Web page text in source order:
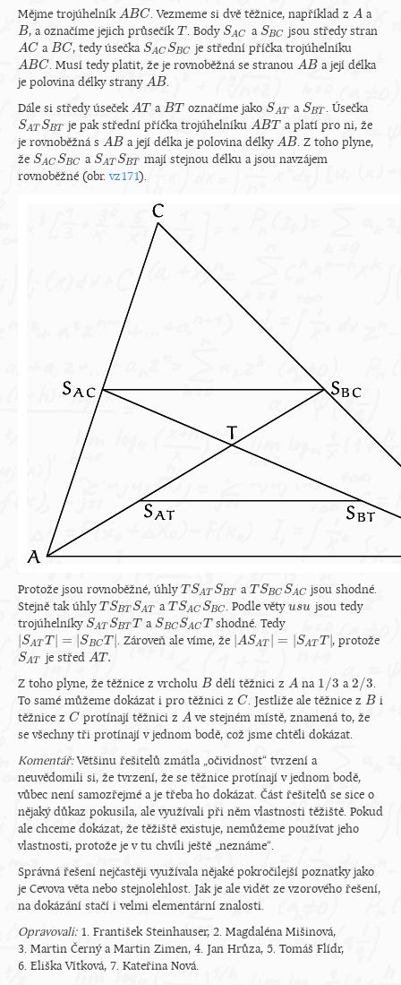
Mějme trojúhelník ABC
ABC . Vezmeme si dvě těžnice, například zA
A a
B
B , a označíme jejich průsečík T
T . BodySAC
SAC a SBC
SBC jsou středy stran
AC
AC aBC
BC , tedy úsečkaSAC SBC
SACSBC je střední příčka trojúhelníku
ABC
ABC . Musí tedy platit, že je rovnoběžná se stranouAB
AB
a její délka
je polovina délky strany AB
AB .
Dále si středy úseček AT
AT aBT
BT označíme jakoSAT
SAT a SBT
SBT . Úsečka
SAT SBT
SATSBT je pak střední příčka trojúhelníkuABT
ABT
a platí pro ni, že
je rovnoběžná s AB
AB a její délka je polovina délkyAB
AB . Z toho plyne,
že SAC SBC
SACSBC a SAT SBT
SATSBT
mají stejnou délku a jsou navzájem
rovnoběžné (obr.vz171).
Protože jsou rovnoběžné, úhly T SAT SBT
TSATSBT aTSBC SAC
TSBCSAC
jsou shodné.
Stejně tak úhly T SBT SAT
TSBTSAT aTSAC SBC
TSACSBC . Podle větyusu
usu jsou tedy
trojúhelníky SAT SBT T
SATSBTT aSBC SAC T
SBCSACT shodné. Tedy
|SAT T| = |SBCT|
SATT|= SB T| . Zároveň ale víme, že |ASAT | = |SAT T |
ASAT|= SA T| , protože
SAT
SAT je střed AT .
AT.
Z toho plyne, že těžnice z vrcholu B
B dělí těžnici z A
A na 1/3
1/3 a2/3
2/3 .
To samé můžeme dokázat i pro těžnici z C
C . Jestliže ale těžnice z B
B i
těžnice z C
C protínají těžnici z A
A ve stejném místě, znamená to, že
se všechny tři protínají v jednom bodě, což jsme chtěli dokázat.
Komentář:Většinu řešitelů zmátla „očividnost“ tvrzení a
neuvědomili si, že tvrzení, že se těžnice protínají v jednom bodě,
vůbec není samozřejmé a je třeba ho dokázat. Část řešitelů se sice o
nějaký důkaz pokusila, ale využívali při něm vlastnosti těžiště. Pokud
ale chceme dokázat, že těžiště existuje, nemůžeme používat jeho
vlastnosti, protože je v tu chvíli ještě „neznáme“.
Správná řešení nejčastěji využívala nějaké pokročilejší poznatky jako
je Cevova věta nebo stejnolehlost. Jak je ale vidět ze vzorového řešení,
na dokázání stačí i velmi elementární znalosti.
Opravovali:1. František Steinhauser, 2. Magdaléna Mišinová,
3. Martin Černý a Martin Zimen, 4. Jan Hrůza, 5. Tomáš Flídr,
6. Eliška Vítková, 7. Kateřina Nová.